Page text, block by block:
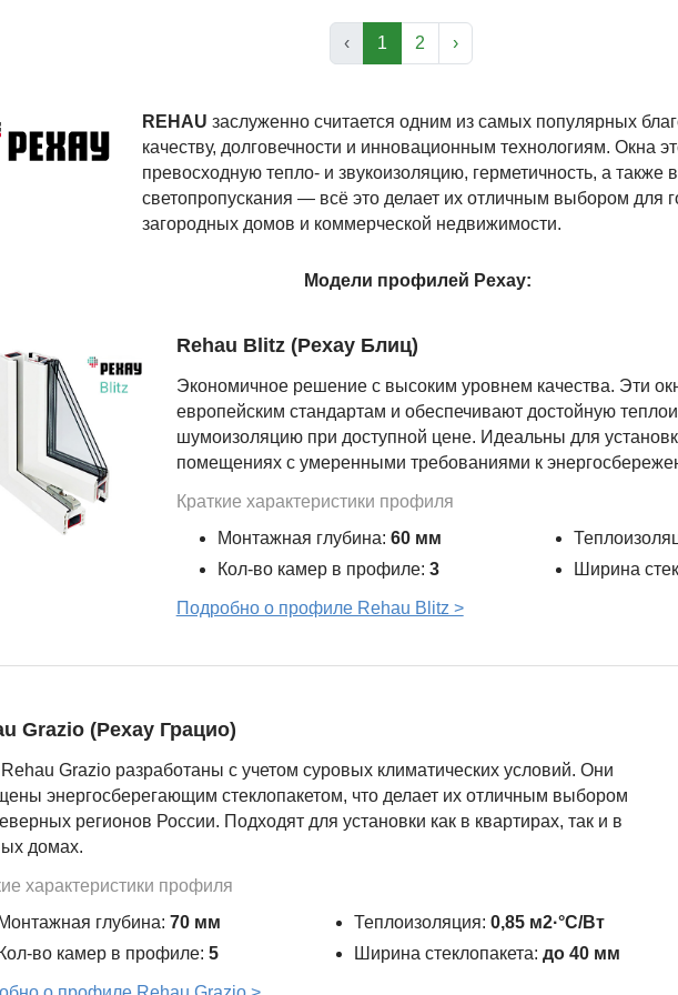
‹ 1 2 ›
REHAU заслуженно считается одним из самых популярных
качеству, долговечности и инновационным технологиям. Окна
превосходную тепло- и звукоизоляцию, герметичность, а также
светопропускания — всё это делает их отличным выбором для
загородных домов и коммерческой недвижимости.
Модели профилей Рехау:
Rehau Blitz (Рехау Блиц)
Экономичное решение с высоким уровнем качества. Эти
европейским стандартам и обеспечивают достойную
шумоизоляцию при доступной цене. Идеальны для
помещениях с умеренными требованиями к
Краткие характеристики профиля
Монтажная глубина: 60 мм
Кол-во камер в профиле: 3
Ширина
Подробно о профиле Rehau Blitz >
Grazio (Рехау Грацио)
Grazio разработаны с учетом суровых климатических условий. Они
энергосберегающим стеклопакетом, что делает их отличным выбором
регионов России. Подходят для установки как в квартирах, так и в
домах.
характеристики профиля
глубина: 70 мм
во камер в профиле: 5
Теплоизоляция: 0,85 м2·°С/Вт
Ширина стеклопакета: до 40 мм